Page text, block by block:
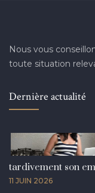
Nous vous
toute situation
Dernière actualité
tardivement son
11 JUIN 2026